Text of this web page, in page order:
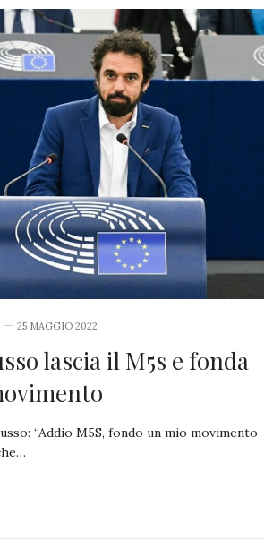
25 MAGGIO 2022
lascia il M5s e fonda
“Addio M5S, fondo un mio movimento